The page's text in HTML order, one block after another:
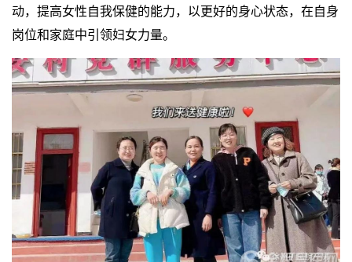
动，提高女性自我保健的能力，以更好的身心状态，在自身
岗位和家庭中引领妇女力量。